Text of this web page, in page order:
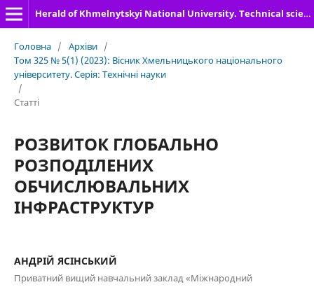
Herald of Khmelnytskyi National University. Technical sciences
Головна / Архіви /
Том 325 № 5(1) (2023): Вісник Хмельницького національного
університету. Серія: Технічні науки
/
Статті
РОЗВИТОК ГЛОБАЛЬНО
РОЗПОДІЛЕНИХ
ОБЧИСЛЮВАЛЬНИХ
ІНФРАСТРУКТУР
АНДРІЙ ЯСІНСЬКИЙ
Приватний вищий навчальний заклад «Міжнародний